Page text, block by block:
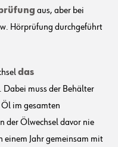
aus, aber bei
Hörprüfung durchgeführt
das
. Dabei muss der Behälter
im gesamten
der Ölwechsel davor nie
einem Jahr gemeinsam mit